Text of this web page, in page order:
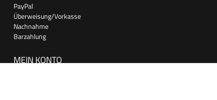
PayPal
Überweisung/Vorkasse
Nachnahme
Barzahlung
MEIN KONTO